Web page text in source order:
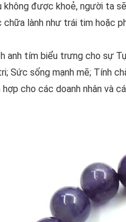
không được khoẻ, người ta
lành như trái tim hoặc
anh tím biểu trưng cho sự
Sức sống mạnh mẽ; Tính
cho các doanh nhân và